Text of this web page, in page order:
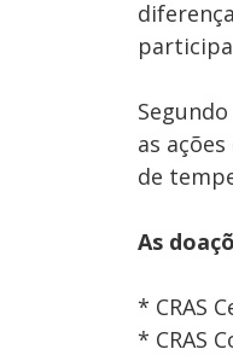
as
de
As
* CRAS
* CRAS